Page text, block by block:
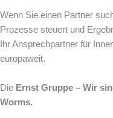
Wenn Sie einen Partner
Prozesse steuert und
Ihr Ansprechpartner für
europaweit.
Die Ernst Gruppe – Wir
Worms.